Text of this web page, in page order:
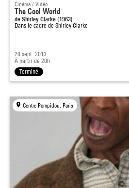
Cinéma / Vidéo
The Cool World
de Shirley Clarke (1963)
Dans le cadre de Shirley Clarke
20 sept. 2013
À partir de 20h
Terminé
Centre Pompidou, Paris